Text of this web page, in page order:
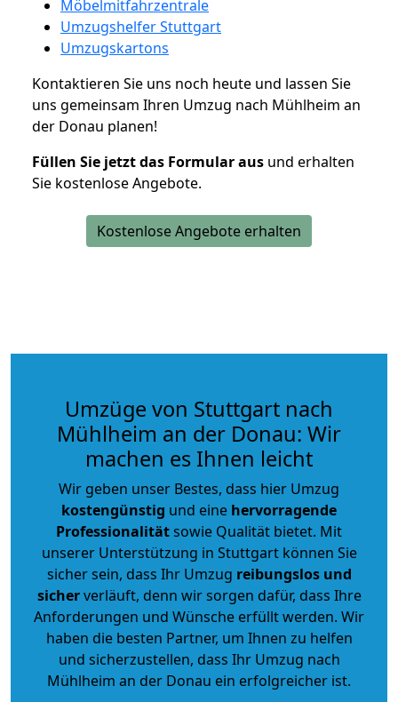
Möbelmitfahrzentrale
Umzugshelfer Stuttgart
Umzugskartons
Kontaktieren Sie uns noch heute und lassen Sie
uns gemeinsam Ihren Umzug nach Mühlheim an
der Donau planen!
Füllen Sie jetzt das Formular aus und erhalten
Sie kostenlose Angebote.
Kostenlose Angebote erhalten
Umzüge von Stuttgart nach
Mühlheim an der Donau: Wir
machen es Ihnen leicht
Wir geben unser Bestes, dass hier Umzug
kostengünstig und eine hervorragende
Professionalitätsowie Qualität bietet. Mit
unserer Unterstützung in Stuttgart können Sie
sicher sein, dass Ihr Umzug reibungslos und
sicherverläuft, denn wir sorgen dafür, dass Ihre
Anforderungen und Wünsche erfüllt werden. Wir
haben die besten Partner, um Ihnen zu helfen
und sicherzustellen, dass Ihr Umzug nach
Mühlheim an der Donau ein erfolgreicher ist.